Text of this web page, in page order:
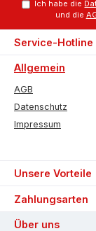
Ich habe die
und die
Service-Hotline
Allgemein
AGB
Datenschutz
Impressum
Unsere Vorteile
Zahlungsarten
Über uns